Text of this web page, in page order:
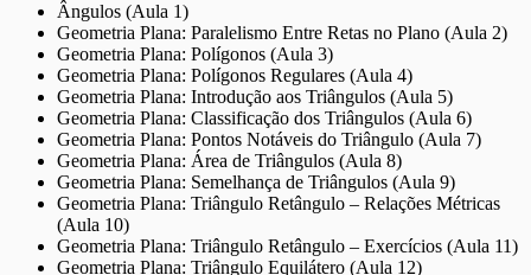
Ângulos (Aula 1)
Geometria Plana: Paralelismo Entre Retas no Plano (Aula 2)
Geometria Plana: Polígonos (Aula 3)
Geometria Plana: Polígonos Regulares (Aula 4)
Geometria Plana: Introdução aos Triângulos (Aula 5)
Geometria Plana: Classificação dos Triângulos (Aula 6)
Geometria Plana: Pontos Notáveis do Triângulo (Aula 7)
Geometria Plana: Área de Triângulos (Aula 8)
Geometria Plana: Semelhança de Triângulos (Aula 9)
Geometria Plana: Triângulo Retângulo – Relações Métricas
(Aula 10)
Geometria Plana: Triângulo Retângulo – Exercícios (Aula 11)
Geometria Plana: Triângulo Equilátero (Aula 12)